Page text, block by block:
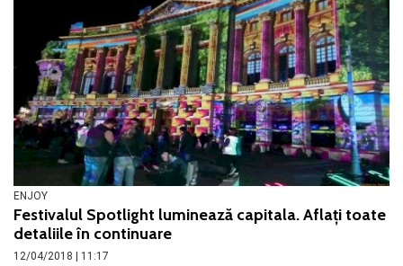
ENJOY
Festivalul Spotlight luminează capitala. Aflați toate
detaliile în continuare
12/04/2018 | 11:17